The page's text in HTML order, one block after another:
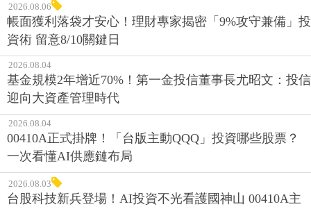
2026.08.06
帳面獲利落袋才安心！理財專家揭密「9%攻守兼備」投
資術 留意8/10關鍵日
2026.08.04
基金規模2年增近70%！第一金投信董事長尤昭文：投信
迎向大資產管理時代
2026.08.04
00410A正式掛牌！「台版主動QQQ」投資哪些股票？
一次看懂AI供應鏈布局
2026.08.03
台股科技新兵登場！AI投資不光看護國神山 00410A主